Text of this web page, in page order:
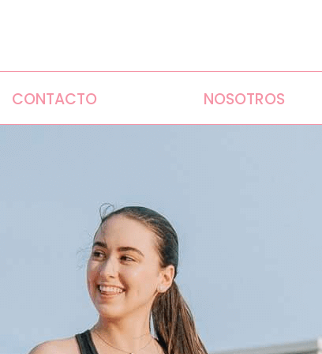
CONTACTO NOSOTROS